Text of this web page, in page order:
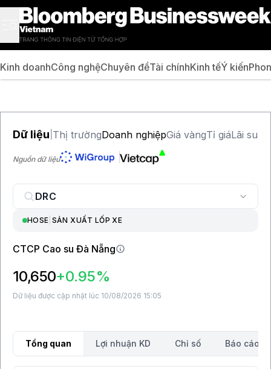
Kinh doanhCông nghệChuyên đềTài chínhKinh tếÝ kiến
Dữ liệu Thị trườngDoanh nghiệpGiá vàngTỉ giáLãi suất
Nguồn dữ liệu
HOSE SẢN XUẤT LỐP XE
CTCP Cao su Đà Nẵng
10,650+0.95%
Dữ liệu được cập nhật lúc 10/08/2026 15:05
Tổng quan Lợi nhuận KD Chỉ số Báo cáo